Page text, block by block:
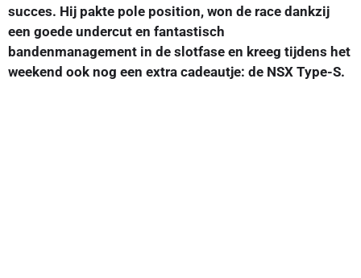
succes. Hij pakte pole position, won de race dankzij
een goede undercut en fantastisch
bandenmanagement in de slotfase en kreeg tijdens het
weekend ook nog een extra cadeautje: de NSX Type-S.